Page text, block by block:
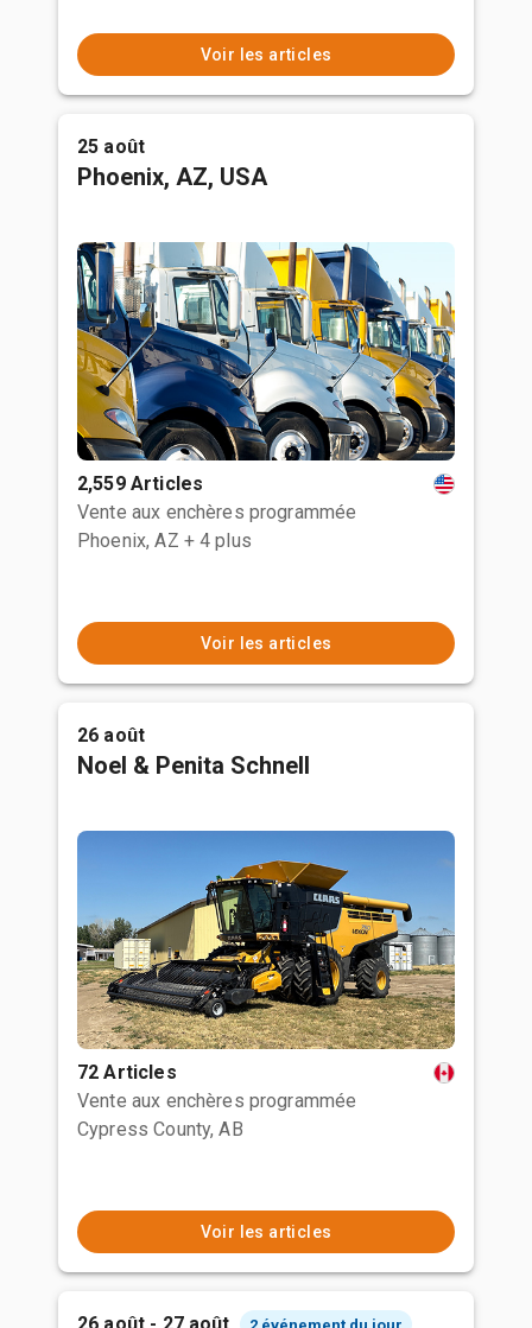
Voir les articles
25 août
Phoenix, AZ, USA
2,559 Articles
Vente aux enchères programmée
Phoenix, AZ + 4 plus
Voir les articles
26 août
Noel & Penita Schnell
72 Articles
Vente aux enchères programmée
Cypress County, AB
Voir les articles
2 événement du jour